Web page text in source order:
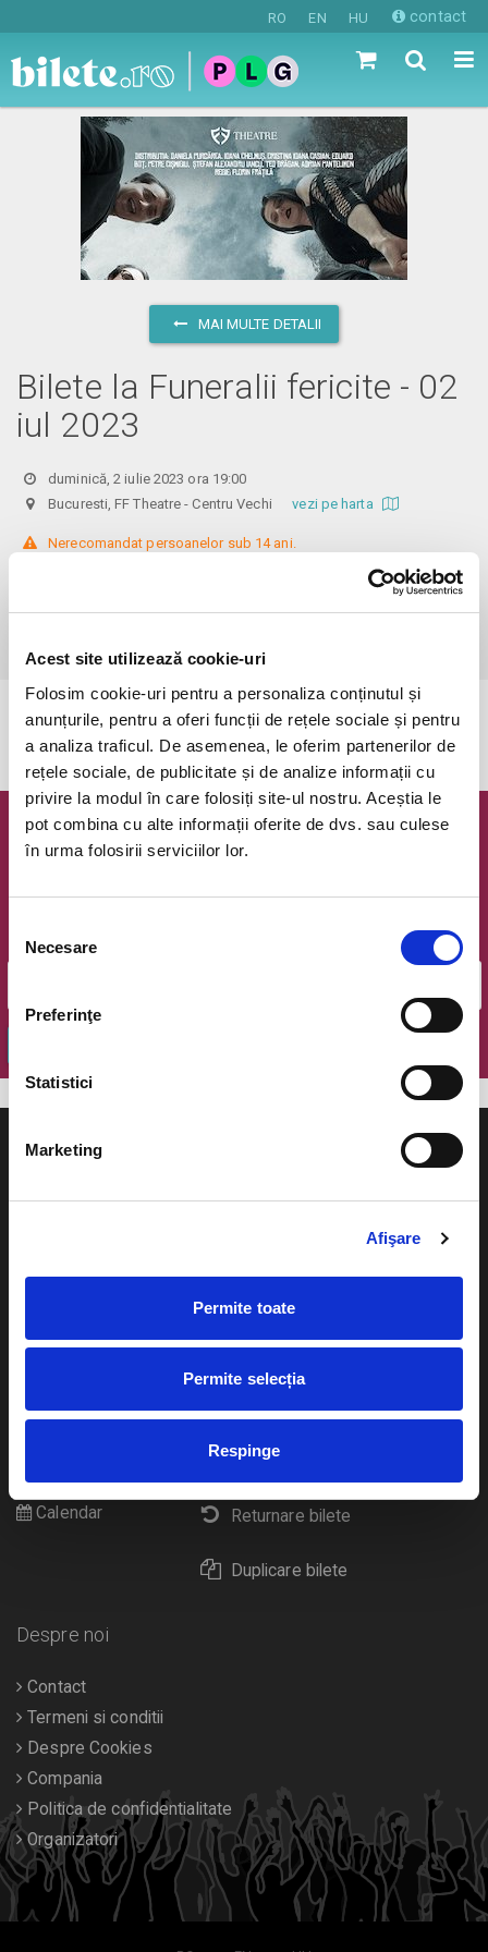
Acest site utilizează cookie-uri
Folosim cookie-uri pentru a personaliza conținutul și
anunțurile, pentru a oferi funcții de rețele sociale și pentru
a analiza traficul. De asemenea, le oferim partenerilor de
rețele sociale, de publicitate și de analize informații cu
privire la modul în care folosiți site-ul nostru. Aceștia le
pot combina cu alte informații oferite de dvs. sau culese
în urma folosirii serviciilor lor.
consimțământului
Necesare
Preferinţe
Statistici
Marketing
Afişare
Permite toate
Permite selecția
Respinge
RO EN HU contact
MAI MULTE DETALII
Bilete la Funeralii fericite - 02
iul 2023
duminică, 2 iulie 2023 ora 19:00
Bucuresti, FF Theatre - Centru Vechivezi pe harta
Nerecomandat persoanelor sub 14 ani.
Din respect pentru actori si public avem rugamintea de a va prezenta
cu cel putin 30 de minute inainte de inceperea spectacolului.
Dupa ora inceperii reprezentatiei, rezervarile si biletele isi pierd
Evenimentul a expirat.
Newsletter @ Bilete.ro
Oferte exclusive si o editie saptamanala cu cele mai noi
Email
Cum comand bilete?
Plata online sau cash
eBilet printat acasa
Livrare prin curier
Returnare bilete
Duplicare bilete
festivaluri
Pentru copii
Calendar
Despre noi
Contact
Termeni si conditii
Despre Cookies
Compania
Politica de confidentialitate
Organizatori